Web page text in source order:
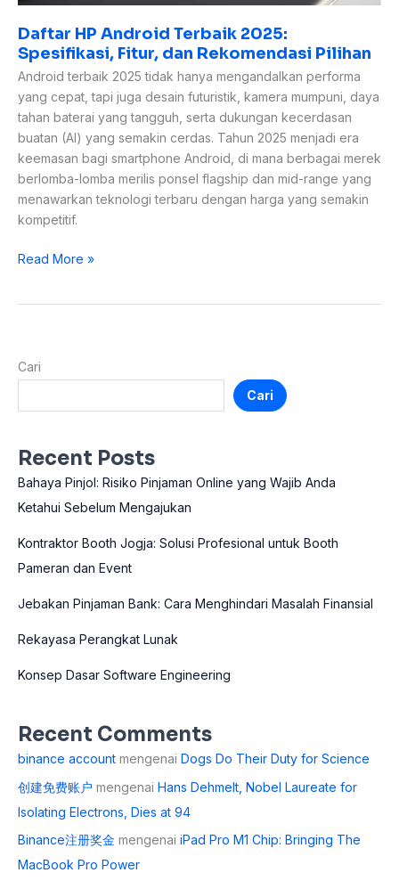
Daftar HP Android Terbaik 2025:
Spesifikasi, Fitur, dan Rekomendasi Pilihan
Android terbaik 2025 tidak hanya mengandalkan performa
yang cepat, tapi juga desain futuristik, kamera mumpuni, daya
tahan baterai yang tangguh, serta dukungan kecerdasan
buatan (AI) yang semakin cerdas. Tahun 2025 menjadi era
keemasan bagi smartphone Android, di mana berbagai merek
berlomba-lomba merilis ponsel flagship dan mid-range yang
menawarkan teknologi terbaru dengan harga yang semakin
kompetitif.
Read More »
Cari
Cari
Recent Posts
Bahaya Pinjol: Risiko Pinjaman Online yang Wajib Anda
Ketahui Sebelum Mengajukan
Kontraktor Booth Jogja: Solusi Profesional untuk Booth
Pameran dan Event
Jebakan Pinjaman Bank: Cara Menghindari Masalah Finansial
Rekayasa Perangkat Lunak
Konsep Dasar Software Engineering
Recent Comments
binance account mengenai Dogs Do Their Duty for Science
创建免费账户 mengenai Hans Dehmelt, Nobel Laureate for
Isolating Electrons, Dies at 94
Binance注册奖金 mengenai iPad Pro M1 Chip: Bringing The
MacBook Pro Power